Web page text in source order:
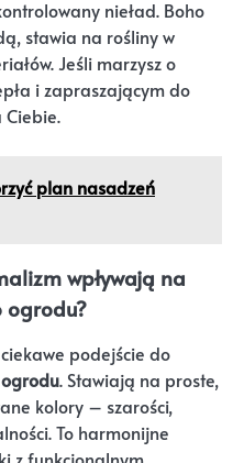
nieład. Boho
stawia na rośliny w
Jeśli marzysz o
i zapraszającym do
plan nasadzeń
wpływają na
podejście do
. Stawiają na proste,
kolory – szarości,
To harmonijne